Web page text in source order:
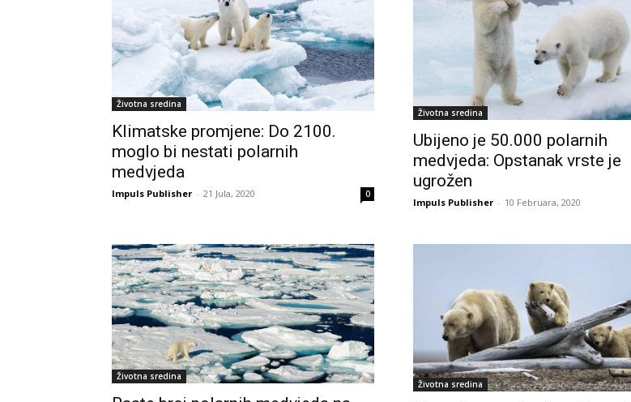
Životna sredina
Klimatske promjene: Do 2100.
moglo bi nestati polarnih
medvjeda
Impuls Publisher - 21 Jula, 2020 0
Životna sredina
Ubijeno je 50.000 polarnih
medvjeda: Opstanak vrste je
ugrožen
Impuls Publisher - 10 Februara, 2020
Životna sredina
Životna sredina